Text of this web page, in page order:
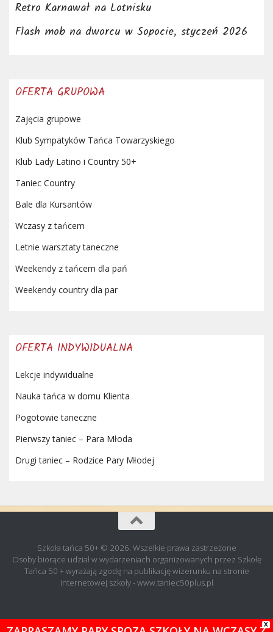
Retro Karnawał na Lotnisku
Flash mob na dworcu w Sopocie, styczeń 2026
OFERTA GRUPOWA
Zajęcia grupowe
Klub Sympatyków Tańca Towarzyskiego
Klub Lady Latino i Country 50+
Taniec Country
Bale dla Kursantów
Wczasy z tańcem
Letnie warsztaty taneczne
Weekendy z tańcem dla pań
Weekendy country dla par
OFERTA INDYWIDUALNA
Lekcje indywidualne
Nauka tańca w domu Klienta
Pogotowie taneczne
Pierwszy taniec – Para Młoda
Drugi taniec – Rodzice Pary Młodej
Szkoła tańca 50+ © 2026. Wszelkie prawa zastrzeżone
Osoby biorące udział w wydarzeniach organizowanych przez Szkołę
Tańca 50 + wyrażają zgodę na publikację wizerunku na stronie
internetowej szkoły - www.taniec50plus.pl
X